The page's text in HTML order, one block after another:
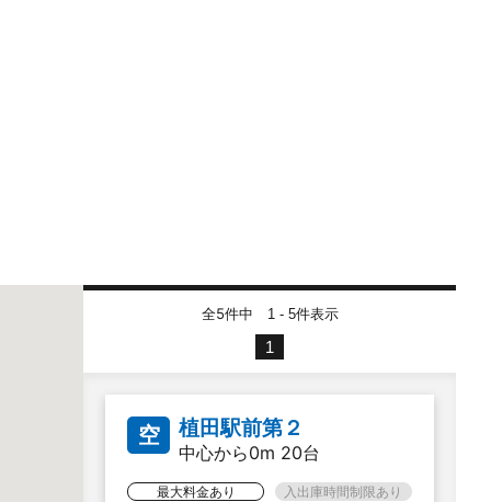
全5件中 1 - 5件表示
1
空 植田駅前第２
中心から0m 20台
最大料金あり 入出庫時間制限あり